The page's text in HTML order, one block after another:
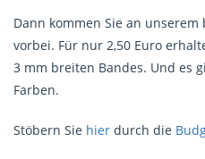
Dann kommen Sie an
vorbei. Für nur 2,50 Euro
3 mm breiten Bandes. Und es
Farben.
Stöbern Sie hier durch die